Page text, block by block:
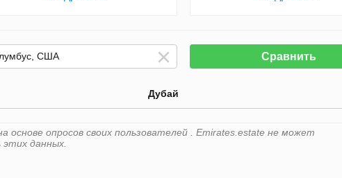
Сравнить
Дубай
основе опросов своих пользователей . Emirates.estate не может
данных.